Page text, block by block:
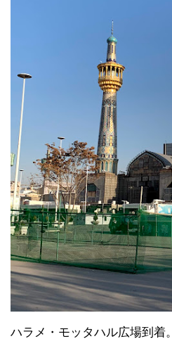
ハラメ・モッタハル広場到着。